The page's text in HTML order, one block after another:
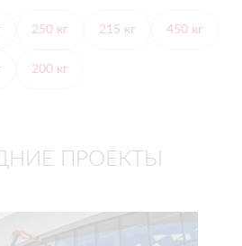
250 кг 215 кг 450 кг
200 кг
ПРОЕКТЫ